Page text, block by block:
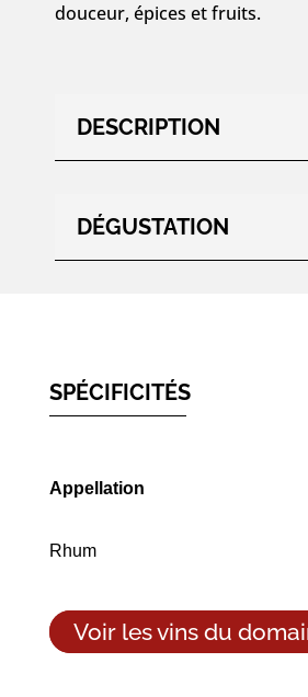
douceur, épices et fruits.
DESCRIPTION
DÉGUSTATION
SPÉCIFICITÉS
Appellation
Rhum
Voir les vins du